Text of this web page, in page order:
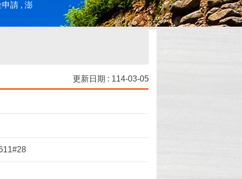
申請
澎
更新日期 : 114-03-05